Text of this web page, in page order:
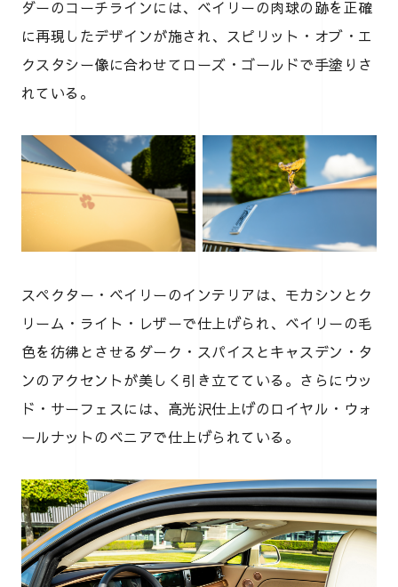
ダーのコーチラインには、ベイリーの肉球の跡を正確
に再現したデザインが施され、スピリット・オブ・エ
クスタシー像に合わせてローズ・ゴールドで手塗りさ
れている。
スペクター・ベイリーのインテリアは、モカシンとク
リーム・ライト・レザーで仕上げられ、ベイリーの毛
色を彷彿とさせるダーク・スパイスとキャスデン・タ
ンのアクセントが美しく引き立てている。さらにウッ
ド・サーフェスには、高光沢仕上げのロイヤル・ウォ
ールナットのベニアで仕上げられている。